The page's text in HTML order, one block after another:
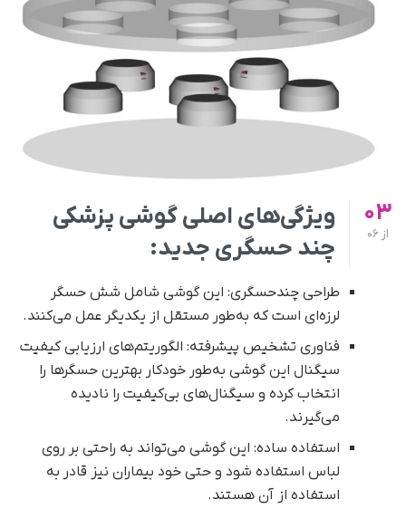
03
از
ویژگی‌های اصلی گوشی پزشکی
چند حسگری جدید:
طراحی چندحسگری: این گوشی شامل شش حسگر
لرزه‌ای است که به‌طور مستقل از یکدیگر عمل می‌کنند.
فناوری تشخیص پیشرفته: الگوریتم‌های ارزیابی کیفیت
سیگنال این گوشی به‌طور خودکار بهترین حسگرها را
انتخاب کرده و سیگنال‌های بی‌کیفیت را نادیده
می‌گیرند.
استفاده ساده: این گوشی می‌تواند به راحتی بر روی
لباس استفاده شود و حتی خود بیماران نیز قادر به
استفاده از آن هستند.